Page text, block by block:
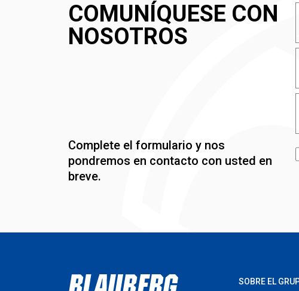
COMUNÍQUESE CON
NOSOTROS
Complete el formulario y nos
pondremos en contacto con usted en
breve.
SOBRE EL